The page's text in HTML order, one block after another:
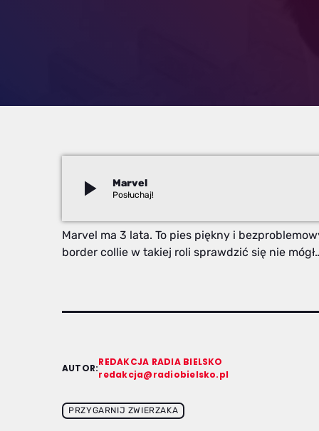
play_arrow Marvel
Marvel ma 3 lata. To pies piękny i
border collie w takiej roli sprawdzić się nie
AUTOR:
REDAKCJA RADIA BIELSKO
redakcja@radiobielsko.pl
PRZYGARNIJ ZWIERZAKA